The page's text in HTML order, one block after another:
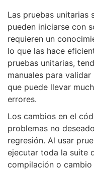
Las pruebas unitarias
pueden iniciarse con
requieren un
lo que las hace
pruebas unitarias,
manuales para
que puede llevar
errores.
Los cambios en el
problemas no
regresión. Al usar
ejecutar toda la suite
compilación o